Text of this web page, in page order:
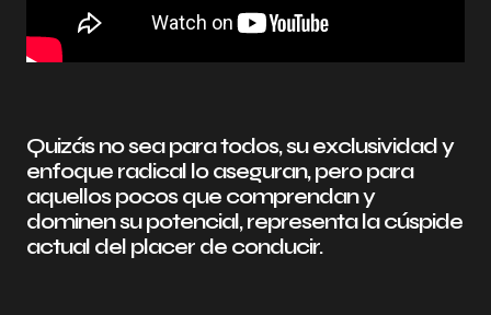
Quizás no sea para todos, su exclusividad y
enfoque radical lo aseguran, pero para
aquellos pocos que comprendan y
dominen su potencial, representa la cúspide
actual del placer de conducir.